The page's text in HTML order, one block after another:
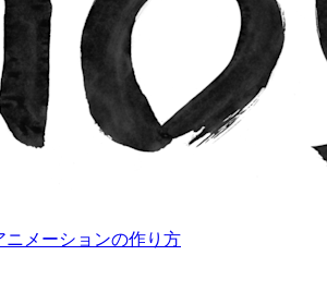
ニメーションの作り方